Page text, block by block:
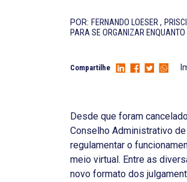
POR: FERNANDO LOESER,
PARA SE ORGANIZAR
Compartilhe
Desde que foram
Conselho Administrativo
regulamentar o
meio virtual. Entre as
novo formato dos